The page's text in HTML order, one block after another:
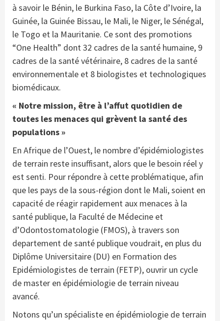
à savoir le Bénin, le Burkina Faso, la Côte d’Ivoire, la
Guinée, la Guinée Bissau, le Mali, le Niger, le Sénégal,
le Togo et la Mauritanie. Ce sont des promotions
“One Health” dont 32 cadres de la santé humaine, 9
cadres de la santé vétérinaire, 8 cadres de la santé
environnementale et 8 biologistes et technologiques
biomédicaux.
« Notre mission, être à l’affut quotidien de
toutes les menaces qui grèvent la santé des
populations »
En Afrique de l’Ouest, le nombre d’épidémiologistes
de terrain reste insuffisant, alors que le besoin réel y
est senti. Pour répondre à cette problématique, afin
que les pays de la sous-région dont le Mali, soient en
capacité de réagir rapidement aux menaces à la
santé publique, la Faculté de Médecine et
d’Odontostomatologie (FMOS), à travers son
departement de santé publique voudrait, en plus du
Diplôme Universitaire (DU) en Formation des
Epidémiologistes de terrain (FETP), ouvrir un cycle
de master en épidémiologie de terrain niveau
avancé.
Notons qu’un spécialiste en épidémiologie de terrain